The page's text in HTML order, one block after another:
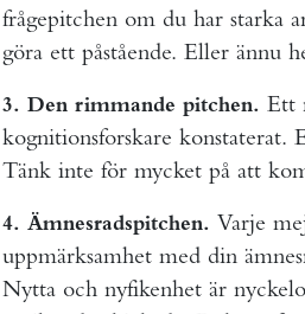
frågepitchen om du har starka
göra ett påstående. Eller ännu
3. Den rimmande pitchen. Ett
kognitionsforskare
Tänk inte för mycket på att
4. Ämnesradspitchen. Varje
uppmärksamhet med din
Nytta och nyfikenhet är